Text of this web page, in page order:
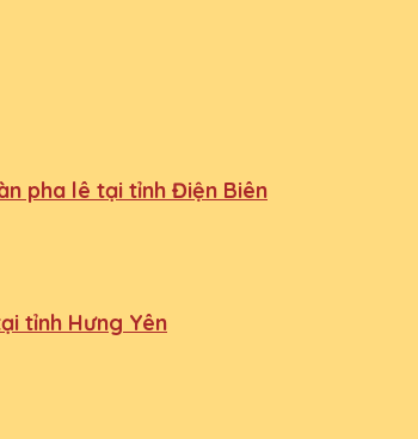
pha lê tại tỉnh Điện Biên
tỉnh Hưng Yên